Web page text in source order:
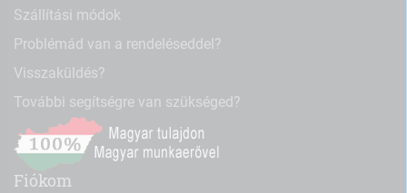
Szállítási módok
Problémád van a rendeléseddel?
Visszaküldés?
További segítségre van szükséged?
Fiókom